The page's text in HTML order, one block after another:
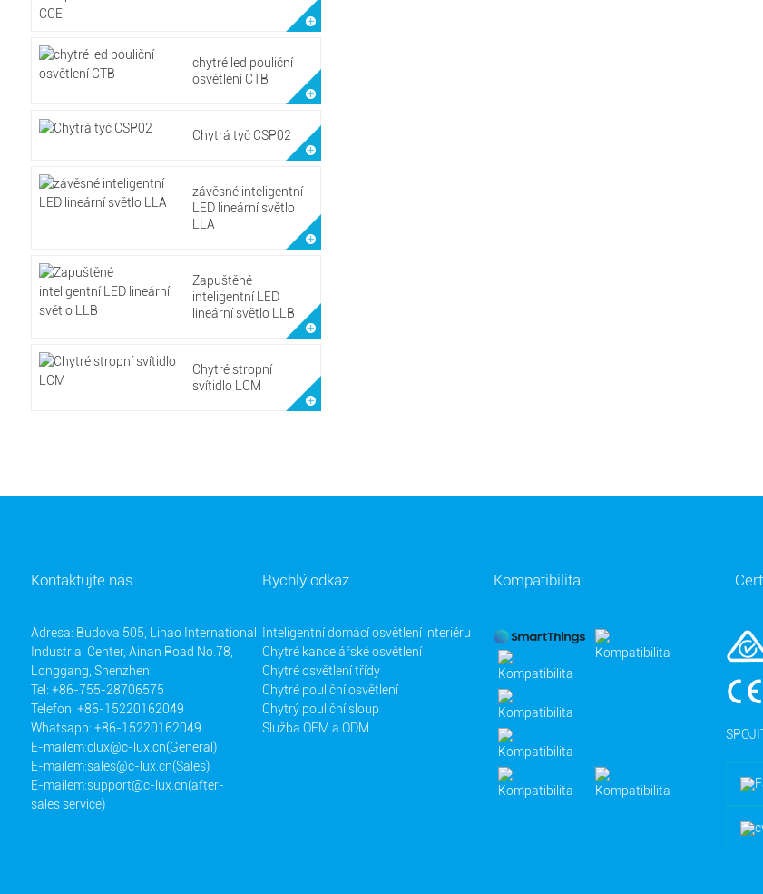
chytré led pouliční
osvětlení CTB
Chytrá tyč CSP02
závěsné inteligentní
LED lineární světlo
LLA
Zapuštěné
inteligentní LED
lineární světlo LLB
Chytré stropní
svítidlo LCM
Kontaktujte nás
Adresa: Budova 505, Lihao International
Industrial Center, Ainan Road No.78,
Longgang, Shenzhen
Tel: +86-755-28706575
Telefon: +86-15220162049
Whatsapp: +86-15220162049
E-mailem:clux@c-lux.cn(General)
E-mailem:sales@c-lux.cn(Sales)
E-mailem:support@c-lux.cn(after-
sales service)
Rychlý odkaz
Inteligentní domácí osvětlení interiéru
Chytré kancelářské osvětlení
Chytré osvětlení třídy
Chytré pouliční osvětlení
Chytrý pouliční sloup
Služba OEM a ODM
Kompatibilita